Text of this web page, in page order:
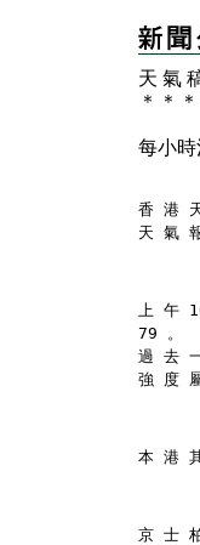
天 氣
＊
＊ ＊
每小
香 港
天 氣
上 午
79 。
過 去
強 度
本 港
京 士